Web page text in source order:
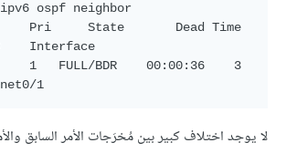
ipv6 ospf neighbor
Pri     State       Dead Time
Interface
1   FULL/BDR    00:00:36    3
لا يوجد اختلاف كبير بين مُخرَجات الأمر السابق